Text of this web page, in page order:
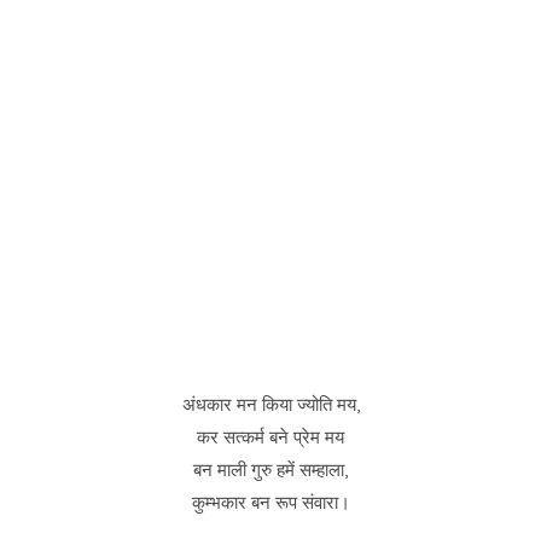
अंधकार मन किया ज्योति मय,
कर सत्कर्म बने प्रेम मय
बन माली गुरु हमें सम्हाला,
कुम्भकार बन रूप संवारा।